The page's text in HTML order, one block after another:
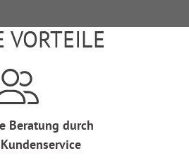
VORTEILE
Beratung durch